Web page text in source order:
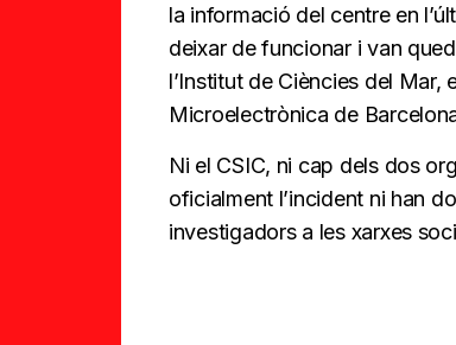
la informació del centre en
deixar de funcionar i van
l’Institut de Ciències del
Microelectrònica de
Ni el CSIC, ni cap dels dos
oficialment l’incident ni han
investigadors a les xarxes